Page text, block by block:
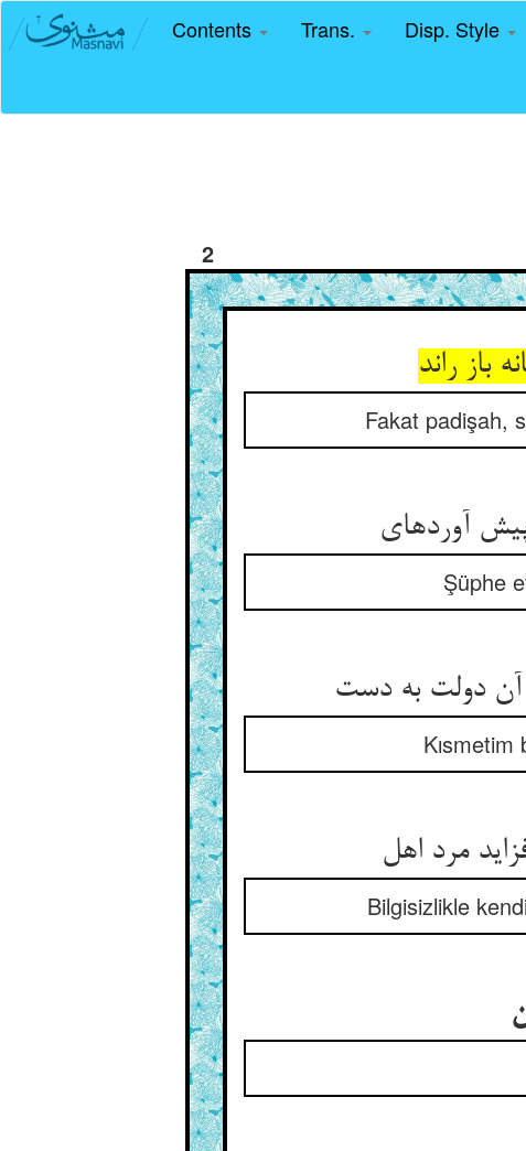
Contents Trans. Disp. Style
2
راند
Fakat padişah,
آورده‏ای‏
Şüphe
دولت به دست‏
مرد اهل‏
Bilgisizlikle